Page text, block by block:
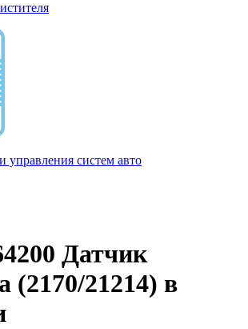
управления систем авто
Датчик
(2170/21214) в